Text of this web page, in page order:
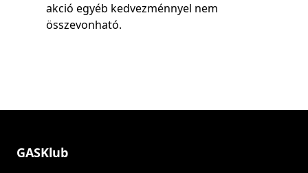
akció egyéb kedvezménnyel nem
összevonható.
GASKlub